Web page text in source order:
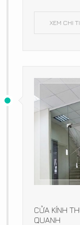
XEM CHI
CỬA KÍNH
QUANH